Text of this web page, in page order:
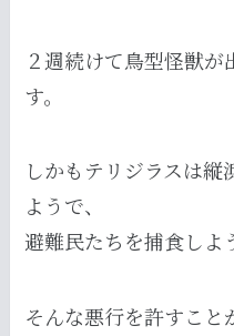
２週続けて鳥型怪獣
す。
しかもテリジラスは
ようで、
避難民たちを捕食しよ
そんな悪行を許すこと